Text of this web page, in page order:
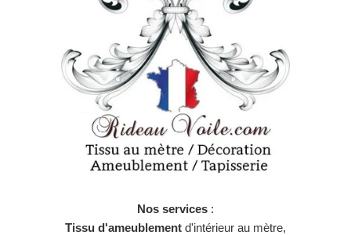
Nos services :
Tissu d'ameublement d'intérieur au mètre,